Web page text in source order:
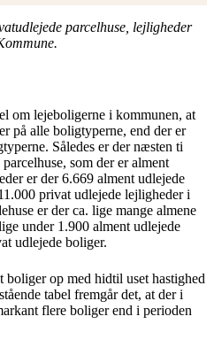
parcelhuse, lejligheder
om lejeboligerne i kommunen, at
på alle boligtyperne, end der er
Således er der næsten ti
som der er alment
er der 6.669 alment udlejede
privat udlejede lejligheder i
er der ca. lige mange almene
under 1.900 alment udlejede
udlejede boliger.
boliger op med hidtil uset hastighed
tabel fremgår det, at der i
flere boliger end i perioden